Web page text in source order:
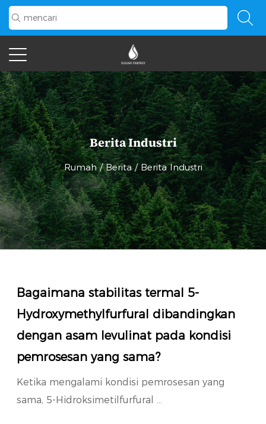
Berita Industri
Rumah/Berita/ Berita Industri
Bagaimana stabilitas termal 5-
Hydroxymethylfurfural dibandingkan
dengan asam levulinat pada kondisi
pemrosesan yang sama?
Ketika mengalami kondisi pemrosesan yang
sama, 5-Hidroksimetilfurfural ...